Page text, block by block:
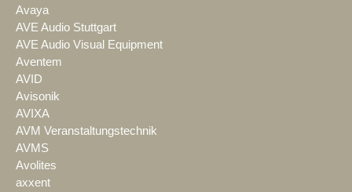
Avaya
AVE Audio Stuttgart
AVE Audio Visual Equipment
Aventem
AVID
Avisonik
AVIXA
AVM Veranstaltungstechnik
AVMS
Avolites
axxent